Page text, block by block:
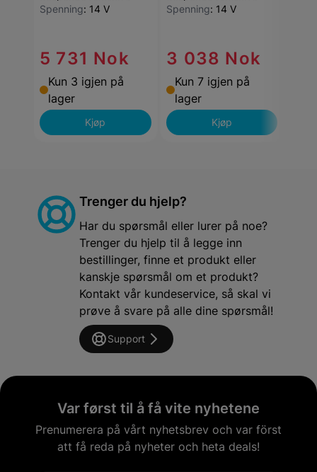
Spenning: 14 V
5 731 Nok
Kun 3 igjen på
lager
Kjøp
Spenning: 14 V
3 038 Nok
Kun 7 igjen på
lager
Kjøp
Trenger du hjelp?
Har du spørsmål eller lurer på noe?
Trenger du hjelp til å legge inn
bestillinger, finne et produkt eller
kanskje spørsmål om et produkt?
Kontakt vår kundeservice, så skal vi
prøve å svare på alle dine spørsmål!
Support
Var først til å få vite nyhetene
Prenumerera på vårt nyhetsbrev och var först
att få reda på nyheter och heta deals!